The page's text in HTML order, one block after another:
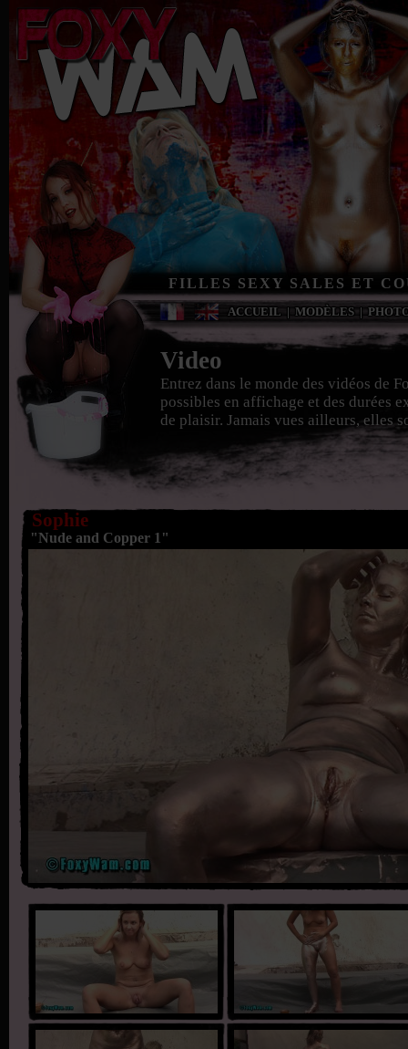
FILLES SEXY SALES ET
ACCUEIL | MODÈLES |
Video
Entrez dans le monde des vidéos de
possibles en affichage et des durées
de plaisir. Jamais vues ailleurs, elles
Sophie
"Nude and Copper 1"